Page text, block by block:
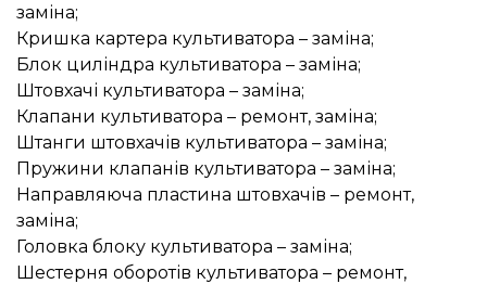
заміна;
Кришка картера культиватора – заміна;
Блок циліндра культиватора – заміна;
Штовхачі культиватора – заміна;
Клапани культиватора – ремонт, заміна;
Штанги штовхачів культиватора – заміна;
Пружини клапанів культиватора – заміна;
Направляюча пластина штовхачів – ремонт,
заміна;
Головка блоку культиватора – заміна;
Шестерня оборотів культиватора – ремонт,